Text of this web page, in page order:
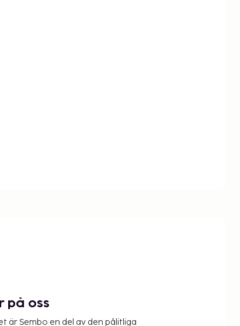
på oss
är Sembo en del av den pålitliga